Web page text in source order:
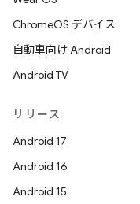
ChromeOS デバイス
自動車向け Android
Android TV
リリース
Android 17
Android 16
Android 15